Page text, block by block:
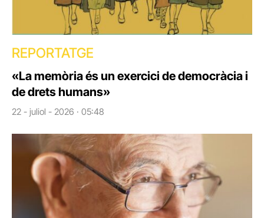
REPORTATGE
«La memòria és un exercici de democràcia i
de drets humans»
22 - juliol - 2026 · 05:48